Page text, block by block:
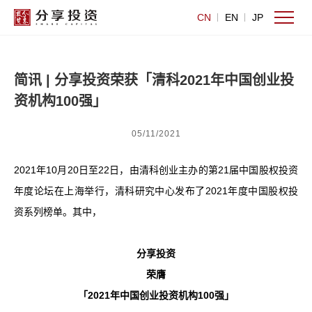
CN EN JP
简讯 | 分享投资荣获「清科2021年中国创业投
资机构100强」
05/11/2021
2021年10月20日至22日，由清科创业主办的第21届中国股权投资
年度论坛在上海举行，清科研究中心发布了2021年度中国股权投
资系列榜单。其中，
分享投资
荣膺
「2021年中国创业投资机构100强」